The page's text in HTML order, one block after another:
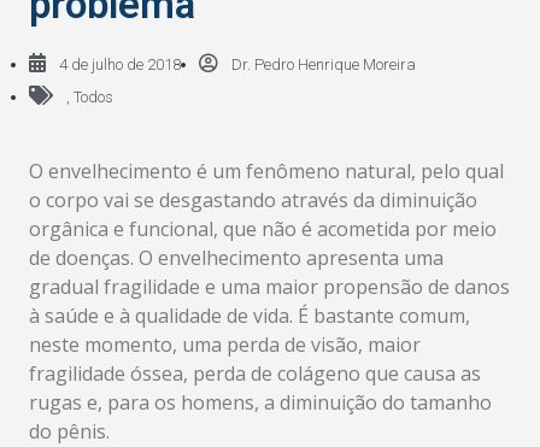
4 de julho de 2018
Dr. Pedro Henrique Moreira
, Todos
O envelhecimento é um fenômeno natural, pelo qual
o corpo vai se desgastando através da diminuição
orgânica e funcional, que não é acometida por meio
de doenças. O envelhecimento apresenta uma
gradual fragilidade e uma maior propensão de danos
à saúde e à qualidade de vida. É bastante comum,
neste momento, uma perda de visão, maior
fragilidade óssea, perda de colágeno que causa as
rugas e, para os homens, a diminuição do tamanho
do pênis.